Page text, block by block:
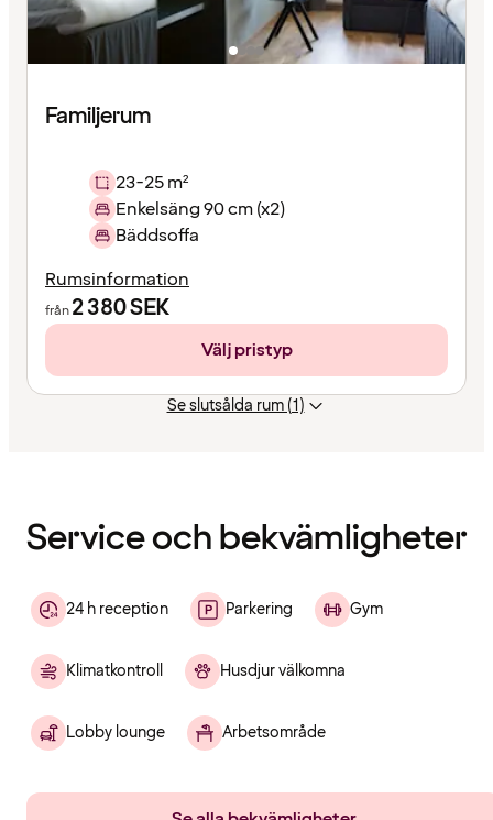
Familjerum
23-25 m²
Enkelsäng 90 cm (x2)
Bäddsoffa
Rumsinformation
från2 380SEK
Välj pristyp
Se slutsålda rum (1)
Service och bekvämligheter
24 h reception Parkering Gym
Klimatkontroll Husdjur välkomna
Lobby lounge Arbetsområde